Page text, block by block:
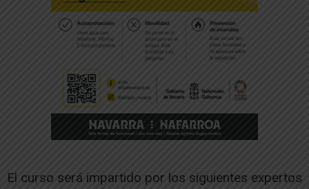
El curso será impartido por los siguientes expertos